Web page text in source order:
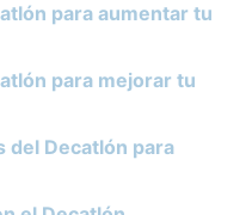
para aumentar tu
para mejorar tu
del Decatlón para